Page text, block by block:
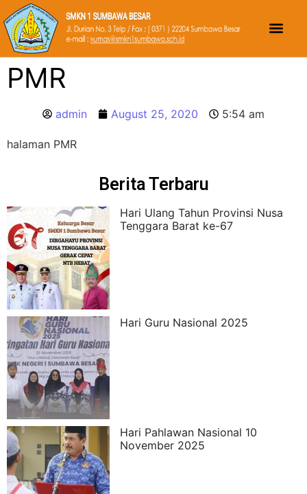
PMR
admin August 25, 2020 5:54 am
halaman PMR
Berita Terbaru
Hari Ulang Tahun Provinsi Nusa
Tenggara Barat ke-67
Hari Guru Nasional 2025
Hari Pahlawan Nasional 10
November 2025